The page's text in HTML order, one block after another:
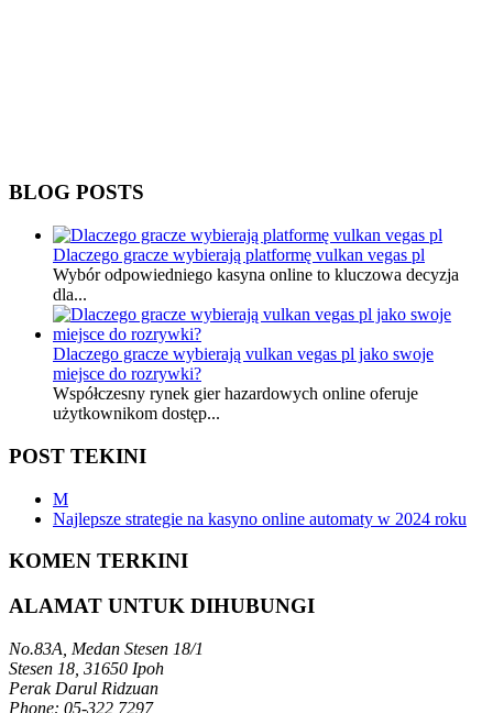
BLOG POSTS
Dlaczego gracze wybierają platformę vulkan vegas pl
Wybór odpowiedniego kasyna online to kluczowa decyzja
dla...
Dlaczego gracze wybierają vulkan vegas pl jako swoje
miejsce do rozrywki?
Współczesny rynek gier hazardowych online oferuje
użytkownikom dostęp...
POST TEKINI
M
Najlepsze strategie na kasyno online automaty w 2024 roku
KOMEN TERKINI
ALAMAT UNTUK DIHUBUNGI
No.83A, Medan Stesen 18/1
Stesen 18, 31650 Ipoh
Perak Darul Ridzuan
Phone: 05-322 7297